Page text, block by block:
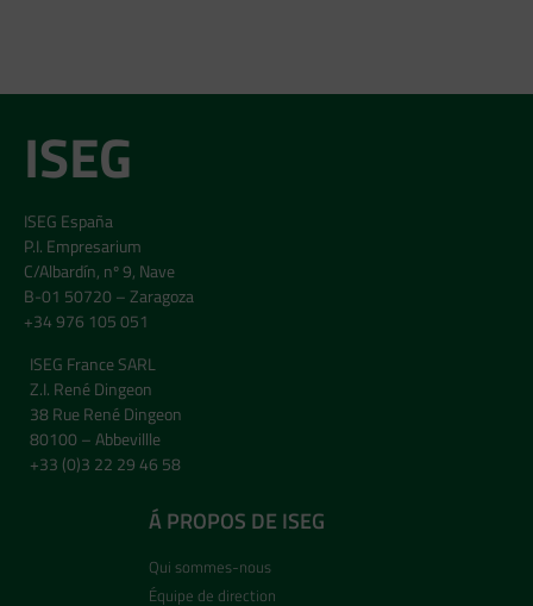
ISEG
ISEG España
P.I. Empresarium
C/Albardín, nº 9, Nave
B-01 50720 – Zaragoza
+34 976 105 051
ISEG France SARL
Z.I. René Dingeon
38 Rue René Dingeon
80100 – Abbevillle
+33 (0)3 22 29 46 58
Á PROPOS DE ISEG
Qui sommes-nous
Équipe de direction